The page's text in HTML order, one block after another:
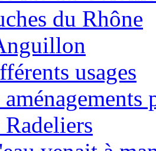
du Rhône
usages
Radeliers